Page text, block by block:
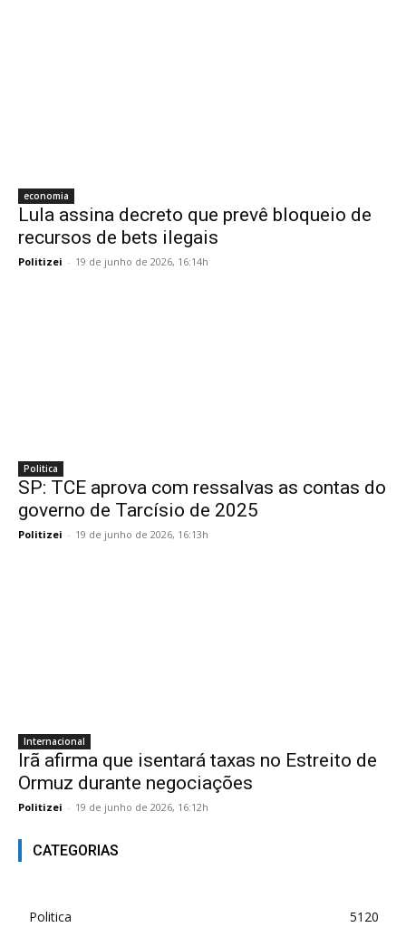
economia
Lula assina decreto que prevê bloqueio de
recursos de bets ilegais
Politizei - 19 de junho de 2026, 16:14h
Politica
SP: TCE aprova com ressalvas as contas do
governo de Tarcísio de 2025
Politizei - 19 de junho de 2026, 16:13h
Internacional
Irã afirma que isentará taxas no Estreito de
Ormuz durante negociações
Politizei - 19 de junho de 2026, 16:12h
CATEGORIAS
Politica
5120